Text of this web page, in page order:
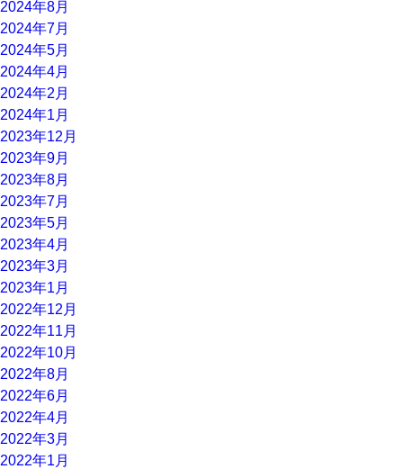
2024年8月
2024年7月
2024年5月
2024年4月
2024年2月
2024年1月
2023年12月
2023年9月
2023年8月
2023年7月
2023年5月
2023年4月
2023年3月
2023年1月
2022年12月
2022年11月
2022年10月
2022年8月
2022年6月
2022年4月
2022年3月
2022年1月